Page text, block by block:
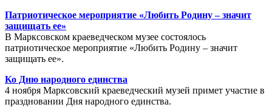
Патриотическое мероприятие «Любить Родину – значит
защищать ее»
В Марксовском краеведческом музее состоялось
патриотическое мероприятие «Любить Родину – значит
защищать ее».
Ко Дню народного единства
4 ноября Марксовский краеведческий музей примет участие в
праздновании Дня народного единства.